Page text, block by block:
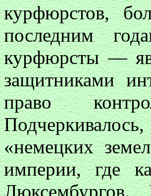
курфюрстов,
последним
курфюрсты —
защитниками
право
«немецких
империи, где